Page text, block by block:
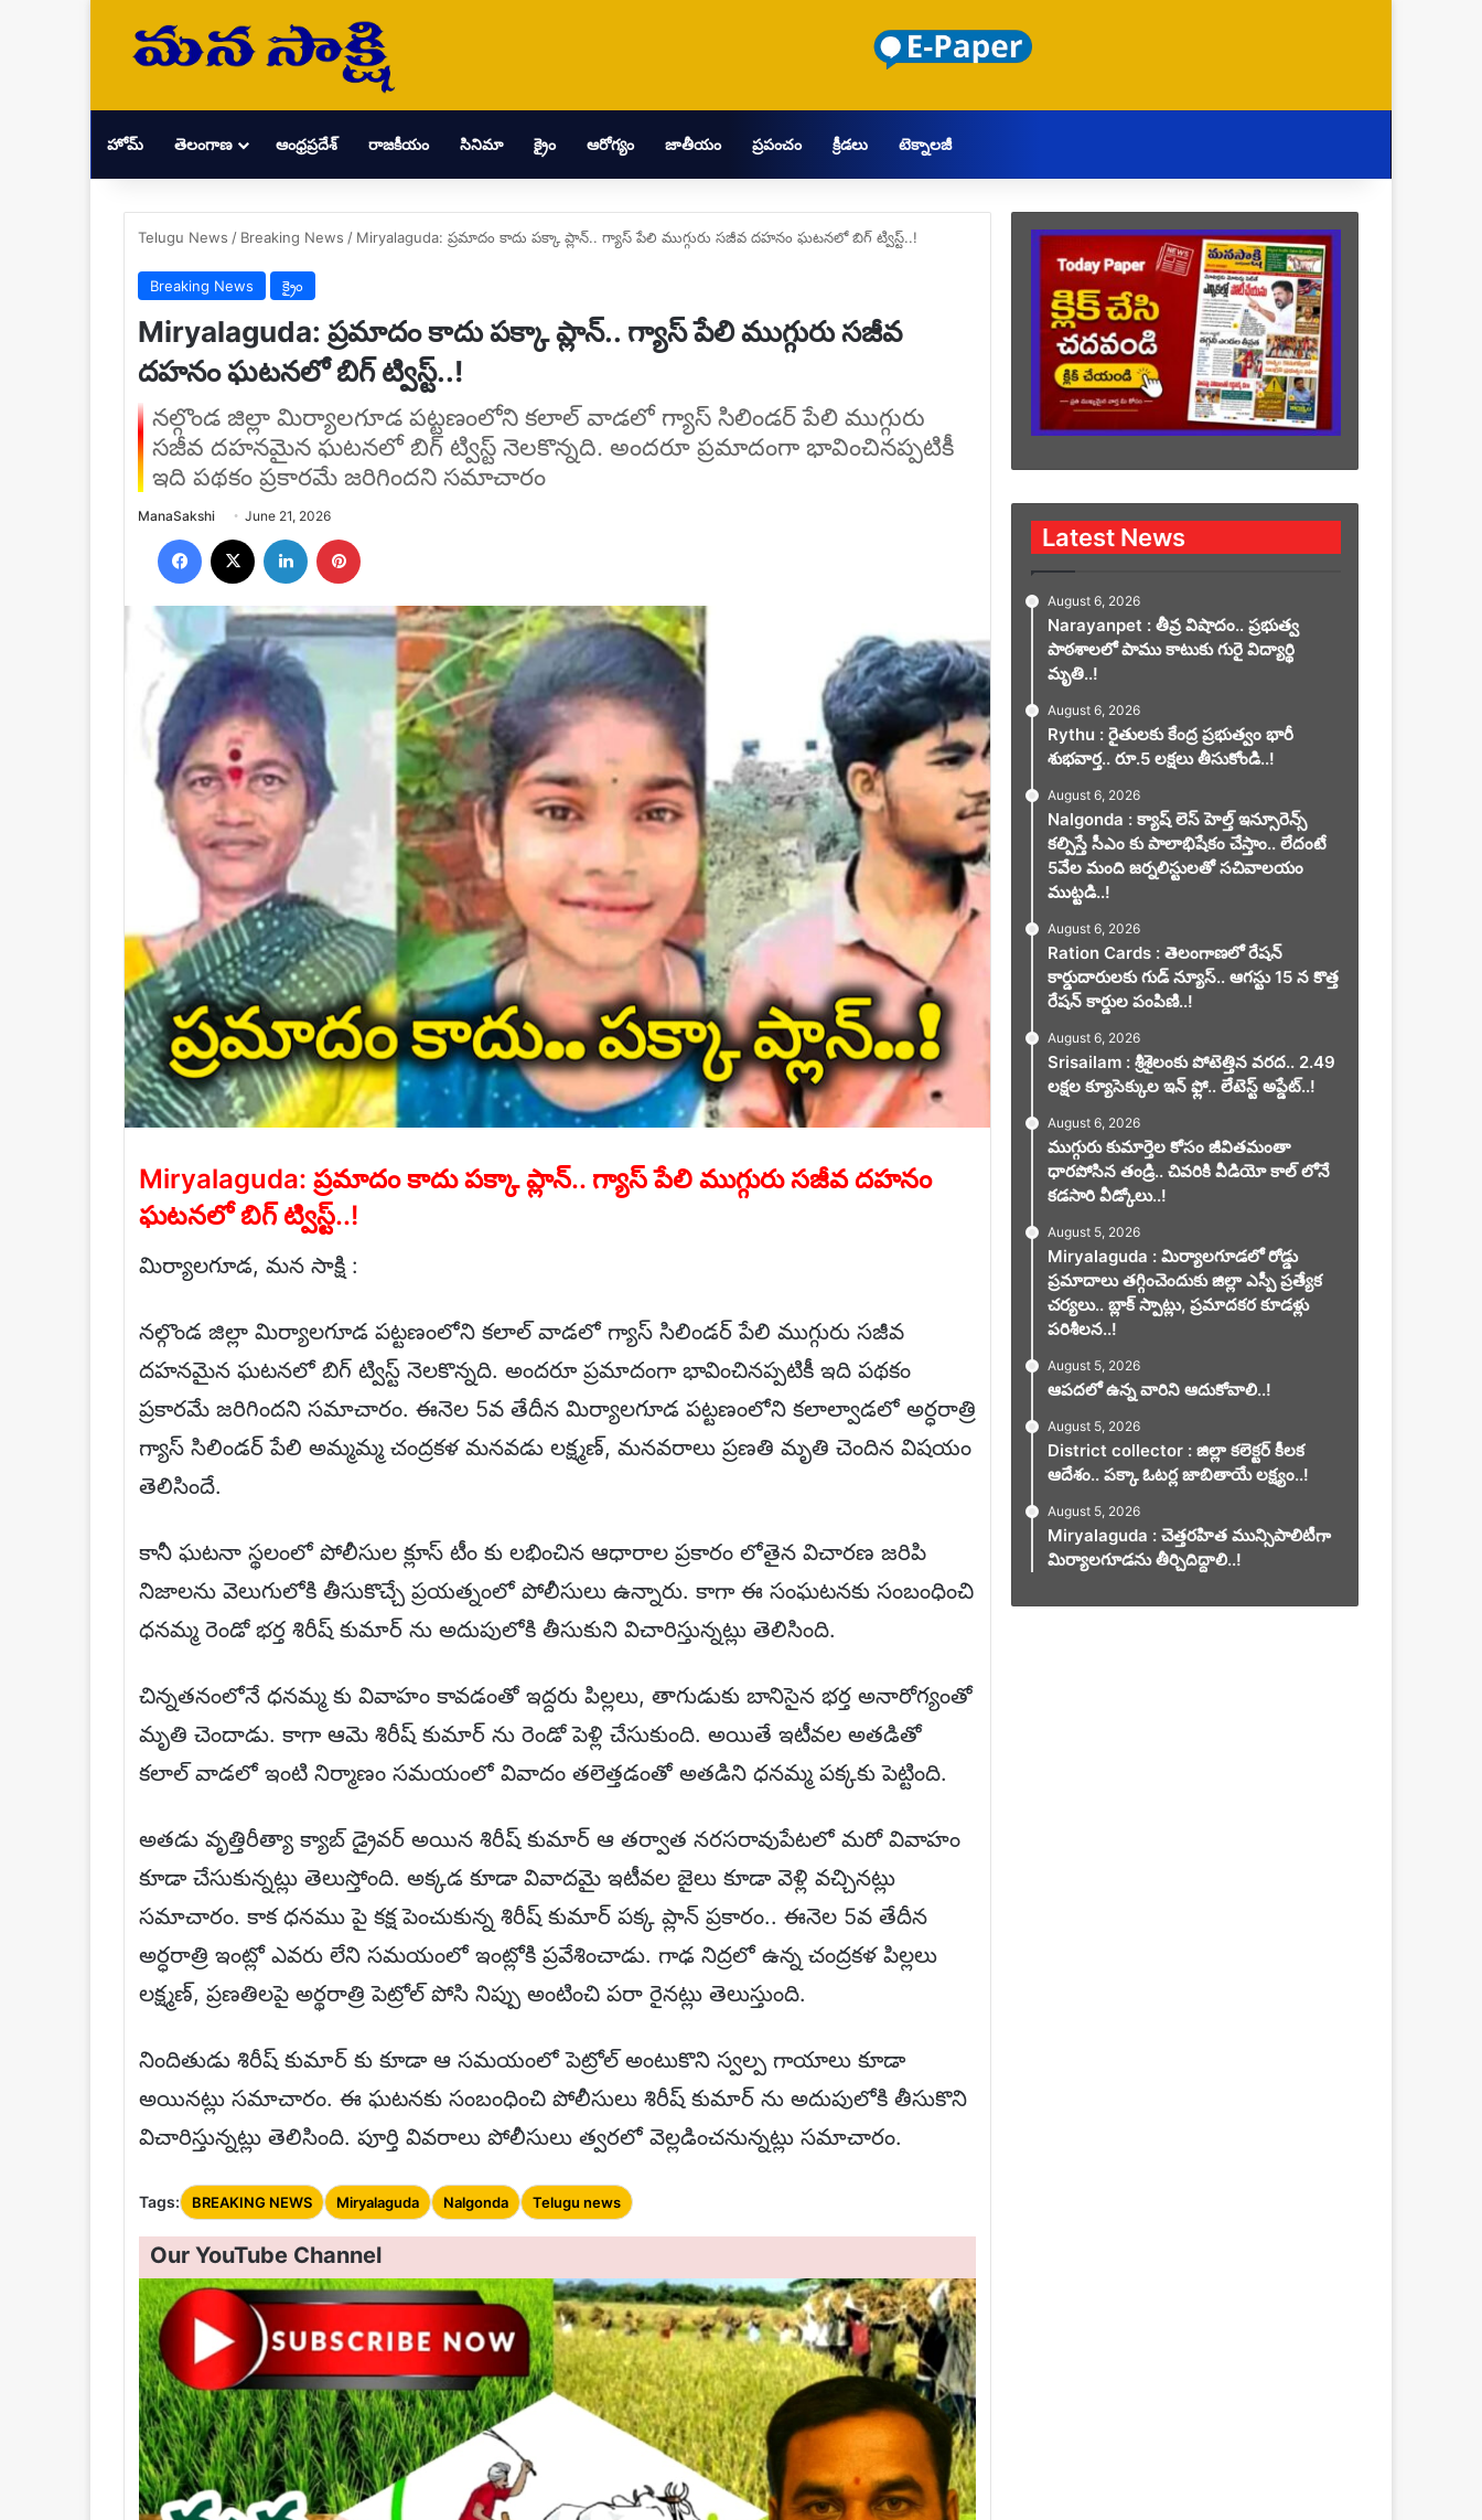
హోమ్ తెలంగాణ ఆంధ్రప్రదేశ్ రాజకీయం సినిమా క్రైం ఆరోగ్యం జాతీయం ప్రపంచం క్రీడలు టెక్నాలజీ
Telugu News / Breaking News / Miryalaguda: ప్రమాదం కాదు పక్కా ప్లాన్.. గ్యాస్ పేలి ముగ్గురు సజీవ దహనం ఘటనలో బిగ్ ట్విస్ట్..!
Breaking News క్రైం
Miryalaguda: ప్రమాదం కాదు పక్కా ప్లాన్.. గ్యాస్ పేలి ముగ్గురు సజీవ
దహనం ఘటనలో బిగ్ ట్విస్ట్..!
నల్గొండ జిల్లా మిర్యాలగూడ పట్టణంలోని కలాల్ వాడలో గ్యాస్ సిలిండర్ పేలి ముగ్గురు
సజీవ దహనమైన ఘటనలో బిగ్ ట్విస్ట్ నెలకొన్నది. అందరూ ప్రమాదంగా భావించినప్పటికీ
ఇది పథకం ప్రకారమే జరిగిందని సమాచారం
ManaSakshiSend
email
June 21, 2026
Facebook LinkedIn
Miryalaguda: ప్రమాదం కాదు పక్కా ప్లాన్.. గ్యాస్ పేలి ముగ్గురు సజీవ దహనం
ఘటనలో బిగ్ ట్విస్ట్..!
మిర్యాలగూడ, మన సాక్షి :
నల్గొండ జిల్లా మిర్యాలగూడ పట్టణంలోని కలాల్ వాడలో గ్యాస్ సిలిండర్ పేలి ముగ్గురు సజీవ
దహనమైన ఘటనలో బిగ్ ట్విస్ట్ నెలకొన్నది. అందరూ ప్రమాదంగా భావించినప్పటికీ ఇది పథకం
ప్రకారమే జరిగిందని సమాచారం. ఈనెల 5వ తేదీన మిర్యాలగూడ పట్టణంలోని కలాల్వాడలో అర్ధరాత్రి
గ్యాస్ సిలిండర్ పేలి అమ్మమ్మ చంద్రకళ మనవడు లక్ష్మణ్, మనవరాలు ప్రణతి మృతి చెందిన విషయం
తెలిసిందే.
కానీ ఘటనా స్థలంలో పోలీసుల క్లూస్ టీం కు లభించిన ఆధారాల ప్రకారం లోతైన విచారణ జరిపి
నిజాలను వెలుగులోకి తీసుకొచ్చే ప్రయత్నంలో పోలీసులు ఉన్నారు. కాగా ఈ సంఘటనకు సంబంధించి
ధనమ్మ రెండో భర్త శిరీష్ కుమార్ ను అదుపులోకి తీసుకుని విచారిస్తున్నట్లు తెలిసింది.
చిన్నతనంలోనే ధనమ్మ కు వివాహం కావడంతో ఇద్దరు పిల్లలు, తాగుడుకు బానిసైన భర్త అనారోగ్యంతో
మృతి చెందాడు. కాగా ఆమె శిరీష్ కుమార్ ను రెండో పెళ్లి చేసుకుంది. అయితే ఇటీవల అతడితో
కలాల్ వాడలో ఇంటి నిర్మాణం సమయంలో వివాదం తలెత్తడంతో అతడిని ధనమ్మ పక్కకు పెట్టింది.
అతడు వృత్తిరీత్యా క్యాబ్ డ్రైవర్ అయిన శిరీష్ కుమార్ ఆ తర్వాత నరసరావుపేటలో మరో వివాహం
కూడా చేసుకున్నట్లు తెలుస్తోంది. అక్కడ కూడా వివాదమై ఇటీవల జైలు కూడా వెళ్లి వచ్చినట్లు
సమాచారం. కాక ధనము పై కక్ష పెంచుకున్న శిరీష్ కుమార్ పక్క ప్లాన్ ప్రకారం.. ఈనెల 5వ తేదీన
అర్ధరాత్రి ఇంట్లో ఎవరు లేని సమయంలో ఇంట్లోకి ప్రవేశించాడు. గాఢ నిద్రలో ఉన్న చంద్రకళ పిల్లలు
లక్ష్మణ్, ప్రణతిలపై అర్థరాత్రి పెట్రోల్ పోసి నిప్పు అంటించి పరా రైనట్లు తెలుస్తుంది.
నిందితుడు శిరీష్ కుమార్ కు కూడా ఆ సమయంలో పెట్రోల్ అంటుకొని స్వల్ప గాయాలు కూడా
అయినట్లు సమాచారం. ఈ ఘటనకు సంబంధించి పోలీసులు శిరీష్ కుమార్ ను అదుపులోకి తీసుకొని
విచారిస్తున్నట్లు తెలిసింది. పూర్తి వివరాలు పోలీసులు త్వరలో వెల్లడించనున్నట్లు సమాచారం.
Tags: BREAKING NEWS Miryalaguda Nalgonda Telugu news
Our YouTube Channel
Latest News
August 6, 2026
Narayanpet : తీవ్ర విషాదం.. ప్రభుత్వ
పాఠశాలలో పాము కాటుకు గురై విద్యార్థి
మృతి..!
August 6, 2026
Rythu : రైతులకు కేంద్ర ప్రభుత్వం భారీ
శుభవార్త.. రూ.5 లక్షలు తీసుకోండి..!
August 6, 2026
Nalgonda : క్యాష్ లెస్ హెల్త్ ఇన్సూరెన్స్
కల్పిస్తే సీఎం కు పాలాభిషేకం చేస్తాం.. లేదంటే
5వేల మంది జర్నలిస్టులతో సచివాలయం
ముట్టడి..!
August 6, 2026
Ration Cards : తెలంగాణలో రేషన్
కార్డుదారులకు గుడ్ న్యూస్.. ఆగస్టు 15 న కొత్త
రేషన్ కార్డుల పంపిణి..!
August 6, 2026
Srisailam : శ్రీశైలంకు పోటెత్తిన వరద.. 2.49
లక్షల క్యూసెక్కుల ఇన్ ఫ్లో.. లేటెస్ట్ అప్డేట్..!
August 6, 2026
ముగ్గురు కుమార్తెల కోసం జీవితమంతా
ధారపోసిన తండ్రి.. చివరికి వీడియో కాల్ లోనే
కడసారి వీడ్కోలు..!
August 5, 2026
Miryalaguda : మిర్యాలగూడలో రోడ్డు
ప్రమాదాలు తగ్గించెందుకు జిల్లా ఎస్పీ ప్రత్యేక
చర్యలు.. బ్లాక్ స్పాట్లు, ప్రమాదకర కూడళ్లు
పరిశీలన..!
August 5, 2026
ఆపదలో ఉన్న వారిని ఆదుకోవాలి..!
August 5, 2026
District collector : జిల్లా కలెక్టర్ కీలక
ఆదేశం.. పక్కా ఓటర్ల జాబితాయే లక్ష్యం..!
August 5, 2026
Miryalaguda : చెత్తరహిత మున్సిపాలిటీగా
మిర్యాలగూడను తీర్చిదిద్దాలి..!